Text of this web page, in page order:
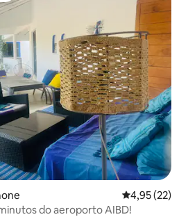
4,95 de uma
4,95 (22)
do aeroporto AIBD!